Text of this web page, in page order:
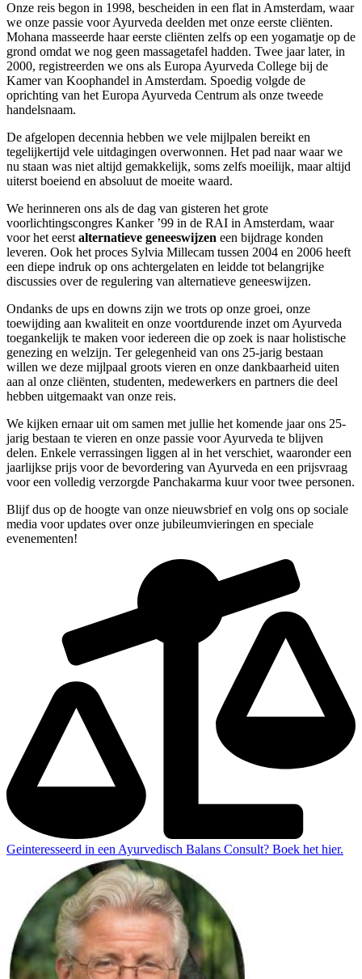
Onze reis begon in 1998, bescheiden in een flat in Amsterdam, waar
we onze passie voor Ayurveda deelden met onze eerste cliënten.
Mohana masseerde haar eerste cliënten zelfs op een yogamatje op de
grond omdat we nog geen massagetafel hadden. Twee jaar later, in
2000, registreerden we ons als Europa Ayurveda College bij de
Kamer van Koophandel in Amsterdam. Spoedig volgde de
oprichting van het Europa Ayurveda Centrum als onze tweede
handelsnaam.
De afgelopen decennia hebben we vele mijlpalen bereikt en
tegelijkertijd vele uitdagingen overwonnen. Het pad naar waar we
nu staan was niet altijd gemakkelijk, soms zelfs moeilijk, maar altijd
uiterst boeiend en absoluut de moeite waard.
We herinneren ons als de dag van gisteren het grote
voorlichtingscongres Kanker ’99 in de RAI in Amsterdam, waar
voor het eerst alternatieve geneeswijzen een bijdrage konden
leveren. Ook het proces Sylvia Millecam tussen 2004 en 2006 heeft
een diepe indruk op ons achtergelaten en leidde tot belangrijke
discussies over de regulering van alternatieve geneeswijzen.
Ondanks de ups en downs zijn we trots op onze groei, onze
toewijding aan kwaliteit en onze voortdurende inzet om Ayurveda
toegankelijk te maken voor iedereen die op zoek is naar holistische
genezing en welzijn. Ter gelegenheid van ons 25-jarig bestaan
willen we deze mijlpaal groots vieren en onze dankbaarheid uiten
aan al onze cliënten, studenten, medewerkers en partners die deel
hebben uitgemaakt van onze reis.
We kijken ernaar uit om samen met jullie het komende jaar ons 25-
jarig bestaan te vieren en onze passie voor Ayurveda te blijven
delen. Enkele verrassingen liggen al in het verschiet, waaronder een
jaarlijkse prijs voor de bevordering van Ayurveda en een prijsvraag
voor een volledig verzorgde Panchakarma kuur voor twee personen.
Blijf dus op de hoogte van onze nieuwsbrief en volg ons op sociale
media voor updates over onze jubileumvieringen en speciale
evenementen!
Geinteresseerd in een Ayurvedisch Balans Consult? Boek het hier.